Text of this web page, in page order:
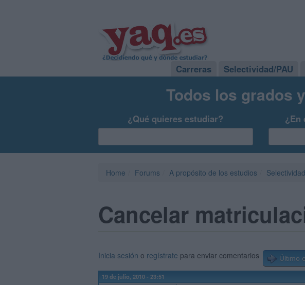
Carreras Selectividad/PAU
Todos los grados
¿Qué quieres estudiar? ¿En
Home Forums A propósito de los estudios Selectividad
Cancelar
Inicia sesión o regístrate para enviar comentarios Último
19 de julio, 2010 - 23:51